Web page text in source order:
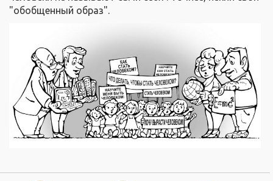
"обобщенный образ".